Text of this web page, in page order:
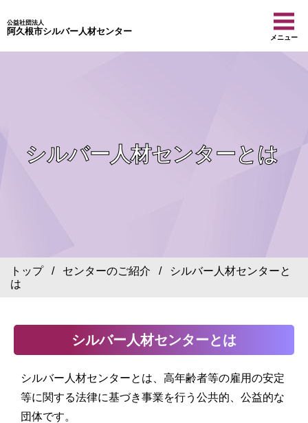
公益社団法人
阿久根市シルバー人材センター
メニュー
シルバー人材センターとは
トップ/ センターのご紹介 / シルバー人材センターと
は
シルバー人材センターとは
シルバー人材センターとは、高年齢者等の雇用の安定
等に関する法律に基づき事業を行う公共的、公益的な
団体です。